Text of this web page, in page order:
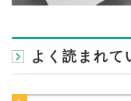
よく読まれて